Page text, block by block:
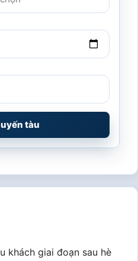
tàu
khách giai đoạn sau hè